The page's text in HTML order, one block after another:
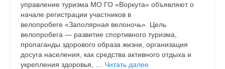
управление туризма МО ГО «Воркута» объявляют о
начале регистрации участников в
велопробеге «Заполярная велоночь». Цель
велопробега — развитие спортивного туризма,
пропаганды здорового образа жизни, организация
досуга населения, как средства активного отдыха и
укрепления здоровья, … Читать далее